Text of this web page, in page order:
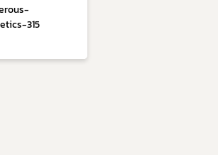
315